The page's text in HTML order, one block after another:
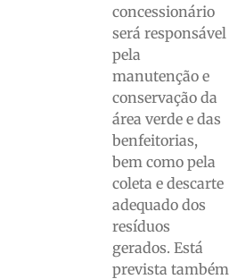
concessionário
será responsável
pela
manutenção e
conservação da
área verde e das
benfeitorias,
bem como pela
coleta e descarte
adequado dos
resíduos
gerados. Está
prevista também